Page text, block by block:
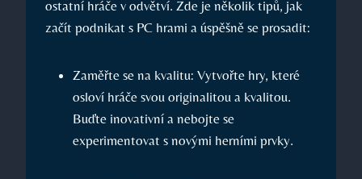
ostatní hráče v odvětví. Zde je několik tipů, jak
začít podnikat s PC hrami a úspěšně se prosadit:
Zaměřte se na kvalitu: Vytvořte hry, které
osloví hráče svou originalitou a kvalitou.
Buďte inovativní a nebojte se
experimentovat s novými herními prvky.